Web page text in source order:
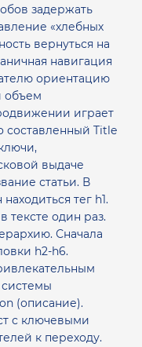
задержать
«хлебных
вернуться на
навигация
ориентацию
объем
играет
составленный Title
выдаче
статьи. В
тег h1.
тексте один раз.
Сначала
h2-h6.
(описание).
с ключевыми
к переходу.